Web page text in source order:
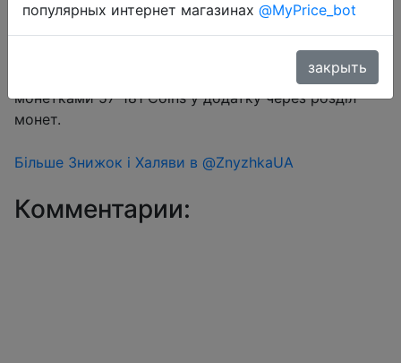
Купон продавця $1 на сторінці товару + знижка
монетками 57-181 Coins у додатку через розділ
монет.
Більше Знижок і Халяви в @ZnyzhkaUA
Комментарии:
популярных интернет магазинах @MyPrice_bot
закрыть